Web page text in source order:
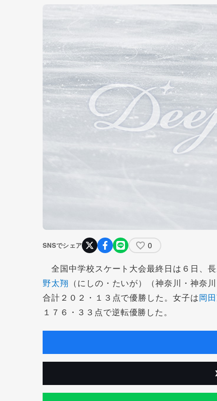
SNSでシェア 0
全国中学校スケート大会最終日は６日、
野太翔 （にしの・たいが）（神奈川・神奈
合計２０２・１３点で優勝した。女子は岡
１７６・３３点で逆転優勝した。